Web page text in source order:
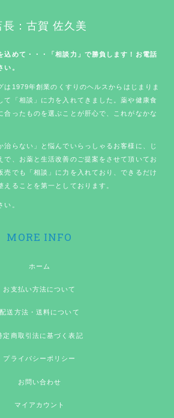
長：古賀 佐久美
込めて・・・「相談力」で勝負します！お電話
い。
は1979年創業のくすりのヘルスからはじまりま
て「相談」に力を入れてきました。薬や健康食
合ったものを選ぶことが肝心で、これがなかな
治らない」と悩んでいらっしゃるお客様に、じ
で、お薬と生活改善のご提案をさせて頂いてお
売でも「相談」に力を入れており、できるだけ
えることを第一としております。
い。
MORE INFO
ホーム
お支払い方法について
配送方法・送料について
定商取引法に基づく表記
プライバシーポリシー
お問い合わせ
マイアカウント